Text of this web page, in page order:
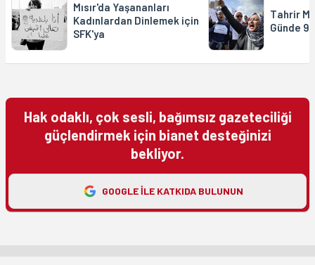
Mısır'da Yaşananları
Kadınlardan Dinlemek için
SFK'ya
Tahrir
Günde
Hak odaklı, çok sesli, bağımsız gazeteciliği
güçlendirmek için bianet desteğinizi
bekliyor.
GOOGLE ILE KATKIDA BULUNUN